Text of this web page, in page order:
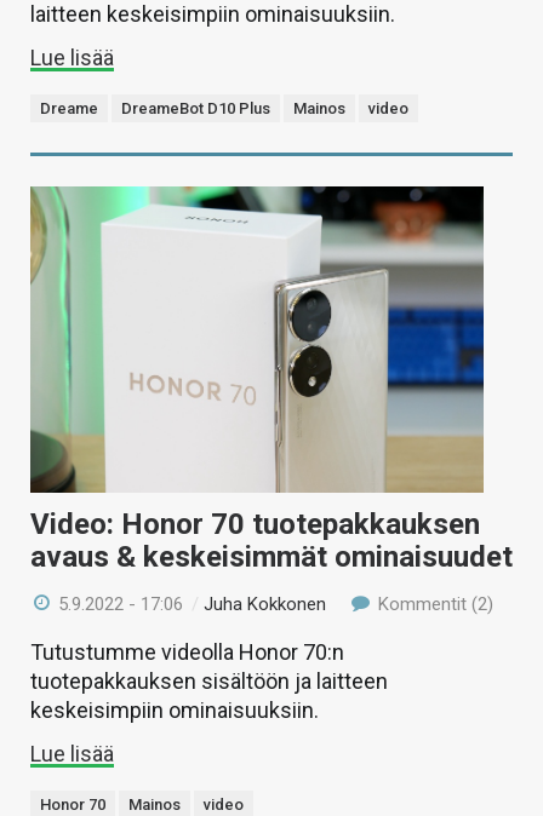
laitteen keskeisimpiin ominaisuuksiin.
Lue lisää
Dreame DreameBot D10 Plus Mainos video
Video: Honor 70 tuotepakkauksen
avaus & keskeisimmät ominaisuudet
5.9.2022 - 17:06 /Juha Kokkonen Kommentit (2)
Tutustumme videolla Honor 70:n
tuotepakkauksen sisältöön ja laitteen
keskeisimpiin ominaisuuksiin.
Lue lisää
Honor 70 Mainos video